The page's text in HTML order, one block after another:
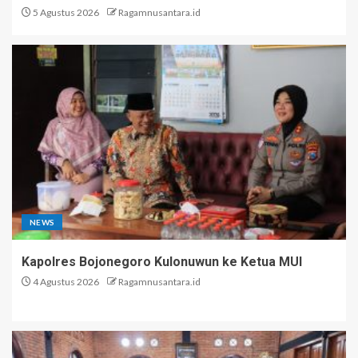
5 Agustus 2026 Ragamnusantara.id
NEWS
Kapolres Bojonegoro Kulonuwun ke Ketua MUI
4 Agustus 2026 Ragamnusantara.id